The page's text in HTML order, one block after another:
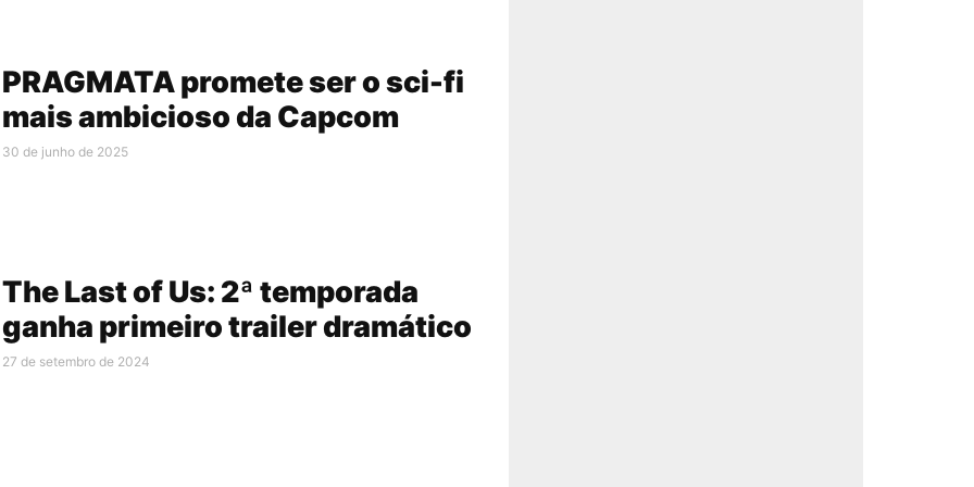
PRAGMATA promete ser o sci-fi
mais ambicioso da Capcom
30 de junho de 2025
The Last of Us: 2ª temporada
ganha primeiro trailer dramático
27 de setembro de 2024